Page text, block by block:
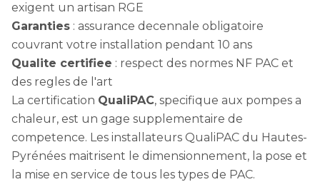
exigent un artisan RGE
Garanties : assurance decennale obligatoire
couvrant votre installation pendant 10 ans
Qualite certifiee : respect des normes NF PAC et
des regles de l'art
La certification QualiPAC, specifique aux pompes a
chaleur, est un gage supplementaire de
competence. Les installateurs QualiPAC du Hautes-
Pyrénées maitrisent le dimensionnement, la pose et
la mise en service de tous les types de PAC.